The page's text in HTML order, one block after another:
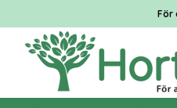
För